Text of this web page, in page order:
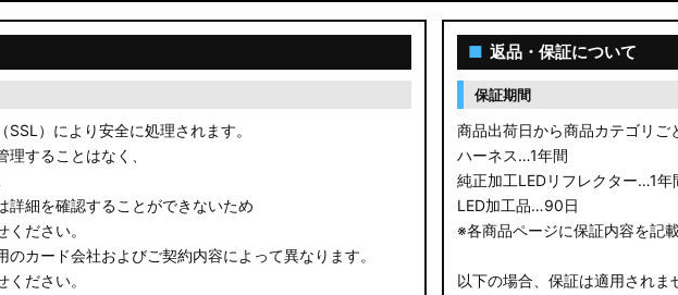
ノア/ヴォクシー
）により安全に処理されます。
することはなく、
詳細を確認することができないため
ださい。
カード会社およびご契約内容によって異なります。
ださい。
■ 返品・保証について
保証期間
商品出荷日から商品カテゴリご
ハーネス…1年間
純正加工LEDリフレクター…1年
LED加工品…90日
※各商品ページに保証内容を記
以下の場合、保証は適用されま